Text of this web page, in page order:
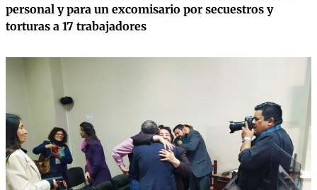
personal y para un excomisario por secuestros y
torturas a 17 trabajadores